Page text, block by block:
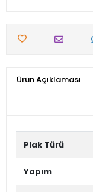
Ürün Açıklaması
Plak Türü
Yapım